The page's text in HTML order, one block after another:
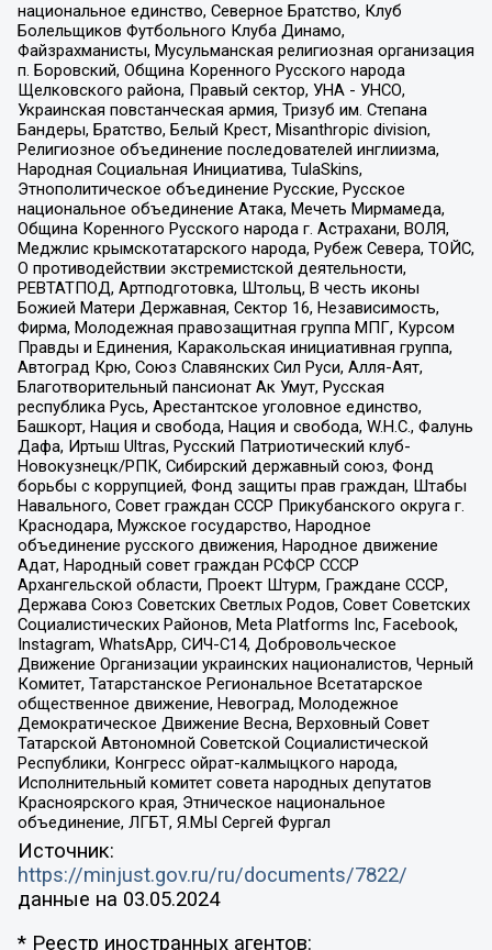
национальное единство, Северное Братство, Клуб
Болельщиков Футбольного Клуба Динамо,
Файзрахманисты, Мусульманская религиозная организация
п. Боровский, Община Коренного Русского народа
Щелковского района, Правый сектор, УНА - УНСО,
Украинская повстанческая армия, Тризуб им. Степана
Бандеры, Братство, Белый Крест, Misanthropic division,
Религиозное объединение последователей инглиизма,
Народная Социальная Инициатива, TulaSkins,
Этнополитическое объединение Русские, Русское
национальное объединение Атака, Мечеть Мирмамеда,
Община Коренного Русского народа г. Астрахани, ВОЛЯ,
Меджлис крымскотатарского народа, Рубеж Севера, ТОЙС,
О противодействии экстремистской деятельности,
РЕВТАТПОД, Артподготовка, Штольц, В честь иконы
Божией Матери Державная, Сектор 16, Независимость,
Фирма, Молодежная правозащитная группа МПГ, Курсом
Правды и Единения, Каракольская инициативная группа,
Автоград Крю, Союз Славянских Сил Руси, Алля-Аят,
Благотворительный пансионат Ак Умут, Русская
республика Русь, Арестантское уголовное единство,
Башкорт, Нация и свобода, Нация и свобода, W.H.С., Фалунь
Дафа, Иртыш Ultras, Русский Патриотический клуб-
Новокузнецк/РПК, Сибирский державный союз, Фонд
борьбы с коррупцией, Фонд защиты прав граждан, Штабы
Навального, Совет граждан СССР Прикубанского округа г.
Краснодара, Мужское государство, Народное
объединение русского движения, Народное движение
Адат, Народный совет граждан РСФСР СССР
Архангельской области, Проект Штурм, Граждане СССР,
Держава Союз Советских Светлых Родов, Совет Советских
Социалистических Районов, Meta Platforms Inc, Facebook,
Instagram, WhatsApp, СИЧ-С14, Добровольческое
Движение Организации украинских националистов, Черный
Комитет, Татарстанское Региональное Всетатарское
общественное движение, Невоград, Молодежное
Демократическое Движение Весна, Верховный Совет
Татарской Автономной Советской Социалистической
Республики, Конгресс ойрат-калмыцкого народа,
Исполнительный комитет совета народных депутатов
Красноярского края, Этническое национальное
объединение, ЛГБТ, Я.МЫ Сергей Фургал
Источник:
https://minjust.gov.ru/ru/documents/7822/
данные на 03.05.2024
* Реестр иностранных агентов: